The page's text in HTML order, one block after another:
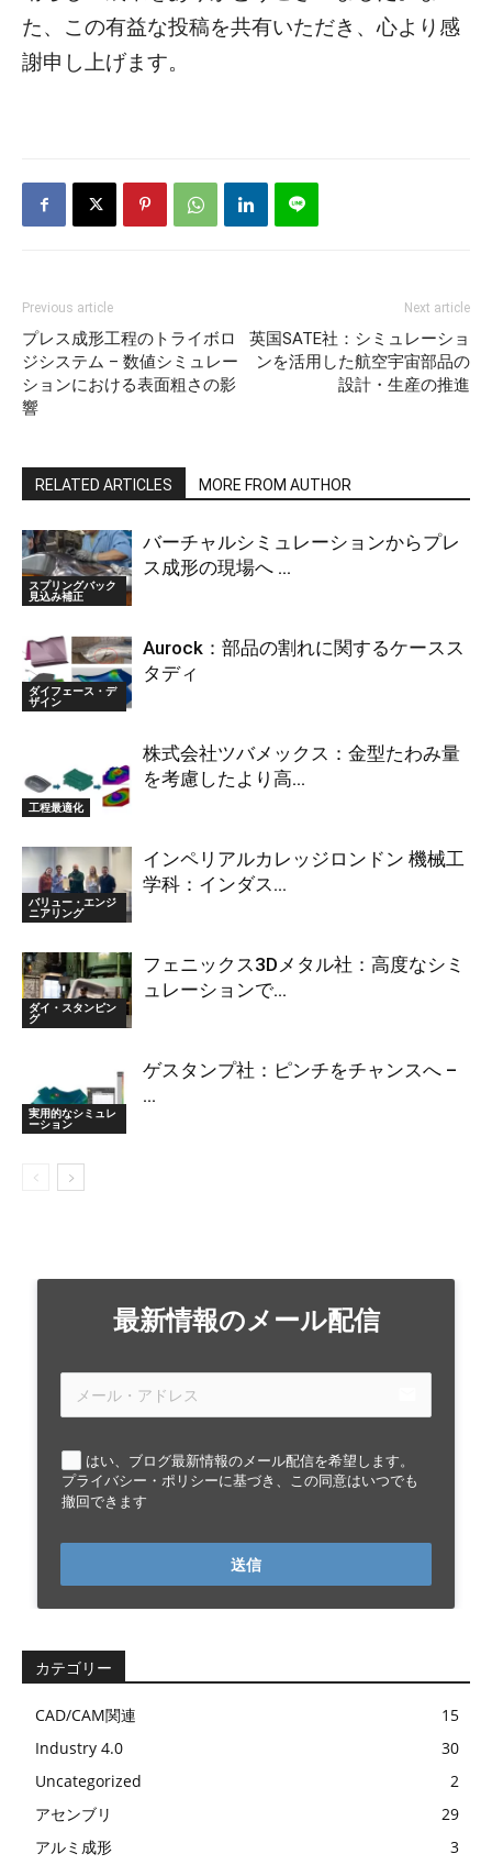
た、この有益な投稿を共有いただき、心より感
謝申し上げます。
Previous article
プレス成形工程のトライボロ
ジシステム – 数値シミュレー
ションにおける表面粗さの影
響
Next article
英国SATE社：シミュレーショ
ンを活用した航空宇宙部品の
設計・生産の推進
RELATED ARTICLES MORE FROM AUTHOR
スプリングバック
見込み補正
バーチャルシミュレーションからプレ
ス成形の現場へ ...
ダイフェース・デ
ザイン
Aurock：部品の割れに関するケースス
タディ
工程最適化
株式会社ツバメックス：金型たわみ量
を考慮したより高...
バリュー・エンジ
ニアリング
インペリアルカレッジロンドン 機械工
学科：インダス...
ダイ・スタンピン
グ
フェニックス3Dメタル社：高度なシミ
ュレーションで...
実用的なシミュレ
ーション
ゲスタンプ社：ピンチをチャンスへ –
...
最新情報のメール配信
はい、ブログ最新情報のメール配信を希望します。
プライバシー・ポリシーに基づき、この同意はいつでも
撤回できます
送信
カテゴリー
CAD/CAM関連
15
Industry 4.0
30
Uncategorized
2
アセンブリ
29
アルミ成形
3